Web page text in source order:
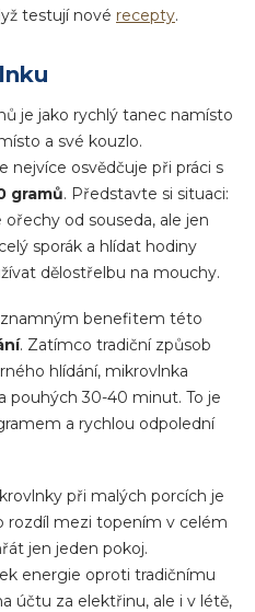
testují nové recepty.
je jako rychlý tanec namísto
a své kouzlo.
nejvíce osvědčuje při práci s
gramů. Představte si situaci:
od souseda, ale jen
sporák a hlídat hodiny
dělostřelbu na mouchy.
benefitem této
. Zatímco tradiční způsob
hlídání, mikrovlnka
pouhých 30-40 minut. To je
a rychlou odpolední
při malých porcích je
rozdíl mezi topením v celém
jen jeden pokoj.
energie oproti tradičnímu
účtu za elektřinu, ale i v létě,